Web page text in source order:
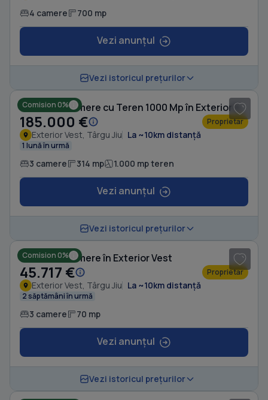
4 camere 700 mp
Vezi anunțul
Vezi istoricul prețurilor
Comision 0% Casă cu 3 camere cu Teren 1000 Mp în Exterior Vest
185.000 € Proprietar
Exterior Vest, Târgu Jiu La ~10km distanță
1 lună în urmă
3 camere 314 mp 1.000 mp teren
Vezi anunțul
Vezi istoricul prețurilor
Comision 0%
Casă cu 3 camere în Exterior Vest
45.717 € Proprietar
Exterior Vest, Târgu Jiu La ~10km distanță
2 săptămâni în urmă
3 camere 70 mp
Vezi anunțul
Vezi istoricul prețurilor